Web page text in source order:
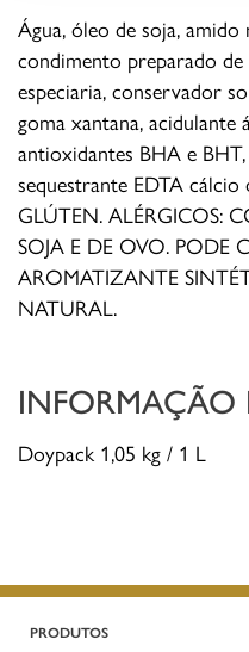
Água, óleo de soja, amido
condimento preparado
especiaria, conservador
goma xantana,
antioxidantes BHA e
sequestrante EDTA
GLÚTEN. ALÉRGICOS:
SOJA E DE OVO. PODE
AROMATIZANTE
NATURAL.
INFORMAÇÃO
Doypack 1,05 kg / 1 L
PRODUTOS